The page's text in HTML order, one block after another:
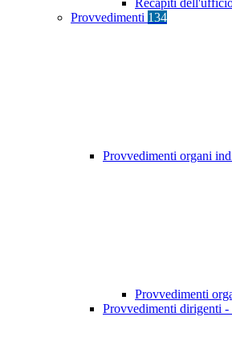
Recapiti
Provvedimenti 134
Provvedimenti organi
Provvedimenti
Provvedimenti dirigenti -